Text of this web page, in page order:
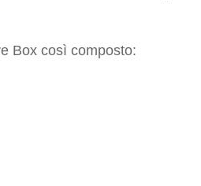
Box così composto: